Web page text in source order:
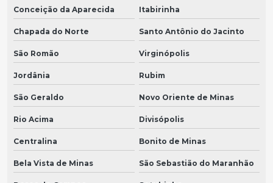
Conceição da Aparecida Itabirinha
Chapada do Norte Santo Antônio do Jacinto
São Romão Virginópolis
Jordânia Rubim
São Geraldo Novo Oriente de Minas
Rio Acima Divisópolis
Centralina Bonito de Minas
Bela Vista de Minas São Sebastião do Maranhão